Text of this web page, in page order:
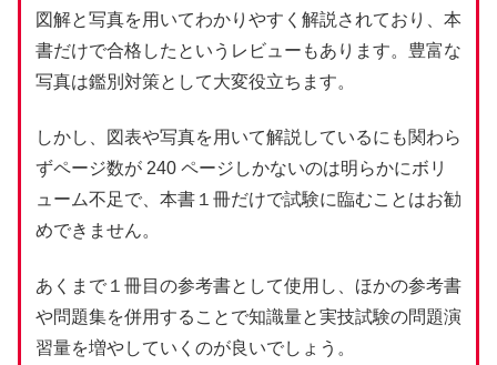
図解と写真を用いてわかりやすく解説されており、本
書だけで合格したというレビューもあります。豊富な
写真は鑑別対策として大変役立ちます。
しかし、図表や写真を用いて解説しているにも関わら
ずページ数が 240 ページしかないのは明らかにボリ
ューム不足で、本書１冊だけで試験に臨むことはお勧
めできません。
あくまで１冊目の参考書として使用し、ほかの参考書
や問題集を併用することで知識量と実技試験の問題演
習量を増やしていくのが良いでしょう。